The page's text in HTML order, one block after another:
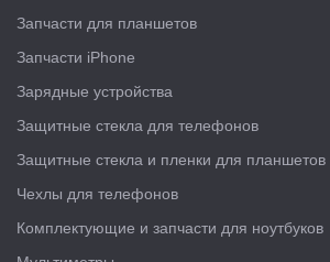
Запчасти для планшетов
Запчасти iPhone
Зарядные устройства
Защитные стекла для телефонов
Защитные стекла и пленки для планшетов
Чехлы для телефонов
Комплектующие и запчасти для ноутбуков